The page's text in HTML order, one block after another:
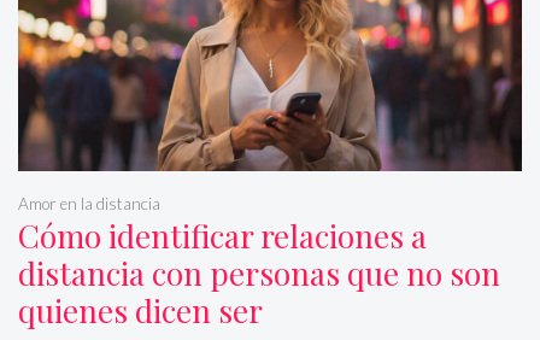
Cómo identificar relaciones a
distancia con personas que no son
quienes dicen ser
Amor en la distancia